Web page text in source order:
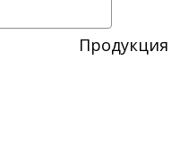
Продукция